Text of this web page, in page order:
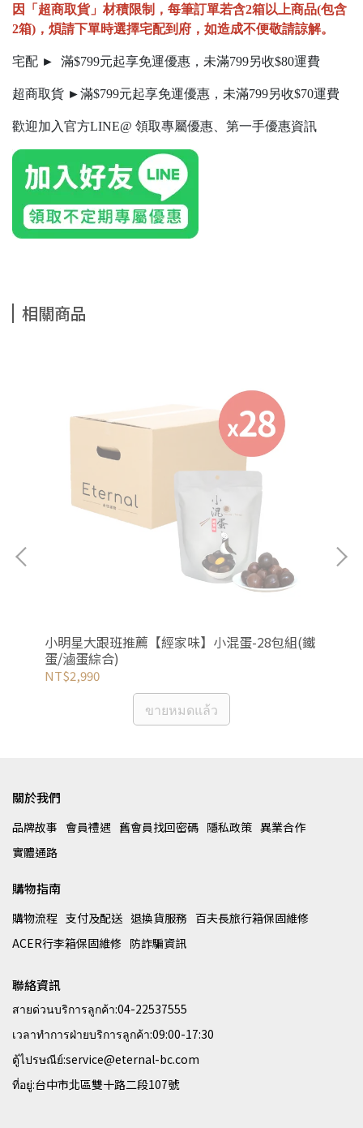
因「超商取貨」材積限制，每筆訂單若含2箱以上商品(包含
2箱)，煩請下單時選擇宅配到府，如造成不便敬請諒解。
宅配 ► 滿$799元起享免運優惠，未滿799另收$80運費
超商取貨 ►滿$799元起享免運優惠，未滿799另收$70運費
歡迎加入官方LINE@ 領取專屬優惠、第一手優惠資訊
相關商品
小明星大跟班推薦【經家味】小混蛋-28包組(鐵
蛋/滷蛋綜合)
NT$2,990
ขายหมดแล้ว
關於我們
品牌故事 會員禮遇 舊會員找回密碼 隱私政策 異業合作
實體通路
購物指南
購物流程 支付及配送 退換貨服務 百夫長旅行箱保固維修
ACER行李箱保固維修 防詐騙資訊
聯絡資訊
สายด่วนบริการลูกค้า:04-22537555
เวลาทำการฝ่ายบริการลูกค้า:09:00-17:30
ตู้ไปรษณีย์:service@eternal-bc.com
ที่อยู่:台中市北區雙十路二段107號